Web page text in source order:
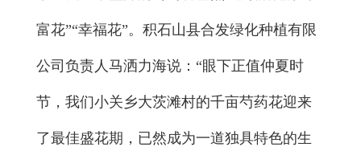
富花”“幸福花”。积石山县合发绿化种植有限
公司负责人马洒力海说：“眼下正值仲夏时
节，我们小关乡大茨滩村的千亩芍药花迎来
了最佳盛花期，已然成为一道独具特色的生